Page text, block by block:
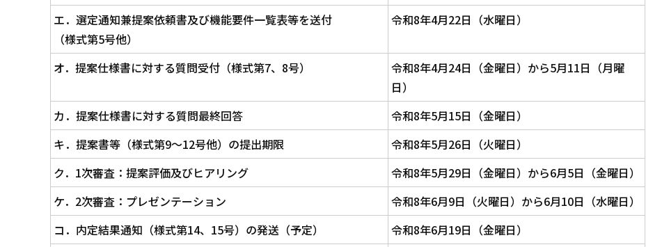
エ．選定通知兼提案依頼書及び機能要件一覧表等を送付
（様式第5号他）
令和8年4月22日（水曜日）
オ．提案仕様書に対する質問受付（様式第7、8号）
令和8年4月24日（金曜日）から5月11日（月曜
日）
カ．提案仕様書に対する質問最終回答
令和8年5月15日（金曜日）
キ．提案書等（様式第9～12号他）の提出期限
令和8年5月26日（火曜日）
ク．1次審査：提案評価及びヒアリング
令和8年5月29日（金曜日）から6月5日（金曜日）
ケ．2次審査：プレゼンテーション
令和8年6月9日（火曜日）から6月10日（水曜日）
コ．内定結果通知（様式第14、15号）の発送（予定）
令和8年6月19日（金曜日）